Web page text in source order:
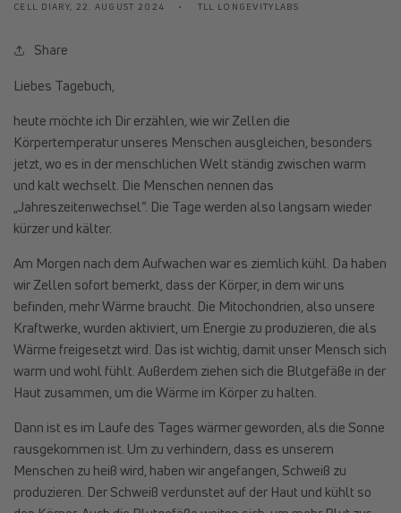
CELL DIARY, 22. AUGUST 2024 TLL LONGEVITYLABS
Share
Liebes Tagebuch,
heute möchte ich Dir erzählen, wie wir Zellen die
Körpertemperatur unseres Menschen ausgleichen, besonders
jetzt, wo es in der menschlichen Welt ständig zwischen warm
und kalt wechselt. Die Menschen nennen das
„Jahreszeitenwechsel“. Die Tage werden also langsam wieder
kürzer und kälter.
Am Morgen nach dem Aufwachen war es ziemlich kühl. Da haben
wir Zellen sofort bemerkt, dass der Körper, in dem wir uns
befinden, mehr Wärme braucht. Die Mitochondrien, also unsere
Kraftwerke, wurden aktiviert, um Energie zu produzieren, die als
Wärme freigesetzt wird. Das ist wichtig, damit unser Mensch sich
warm und wohl fühlt. Außerdem ziehen sich die Blutgefäße in der
Haut zusammen, um die Wärme im Körper zu halten.
Dann ist es im Laufe des Tages wärmer geworden, als die Sonne
rausgekommen ist. Um zu verhindern, dass es unserem
Menschen zu heiß wird, haben wir angefangen, Schweiß zu
produzieren. Der Schweiß verdunstet auf der Haut und kühlt so